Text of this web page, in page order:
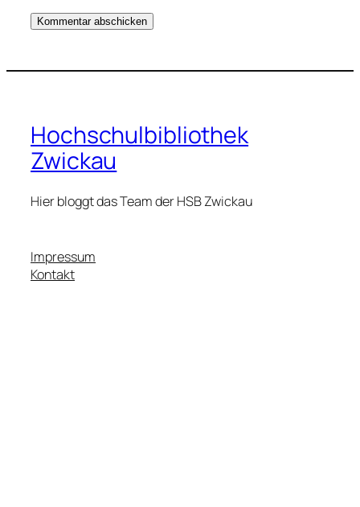
Hochschulbibliothek
Zwickau
Hier bloggt das Team der HSB Zwickau
Impressum
Kontakt